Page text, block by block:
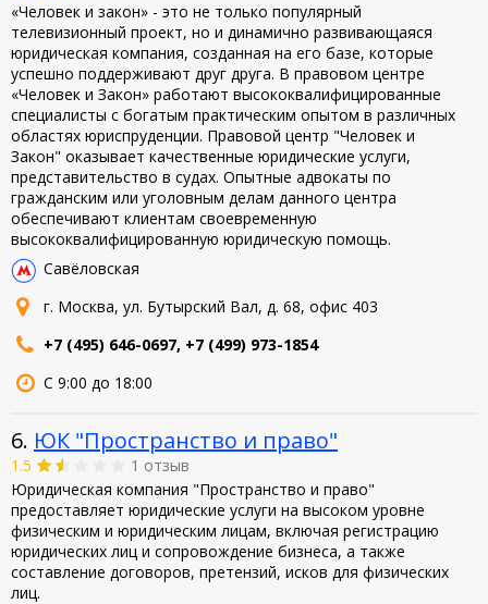
«Человек и закон» - это не только популярный
телевизионный проект, но и динамично развивающаяся
юридическая компания, созданная на его базе, которые
успешно поддерживают друг друга. В правовом центре
«Человек и Закон» работают высококвалифицированные
специалисты с богатым практическим опытом в различных
областях юриспруденции. Правовой центр "Человек и
Закон" оказывает качественные юридические услуги,
представительство в судах. Опытные адвокаты по
гражданским или уголовным делам данного центра
обеспечивают клиентам своевременную
высококвалифицированную юридическую помощь.
Савёловская
г. Москва, ул. Бутырский Вал, д. 68, офис 403
+7 (495) 646-0697, +7 (499) 973-1854
С 9:00 до 18:00
6. ЮК "Пространство и право"
1.5
1 отзыв
Юридическая компания "Пространство и право"
предоставляет юридические услуги на высоком уровне
физическим и юридическим лицам, включая регистрацию
юридических лиц и сопровождение бизнеса, а также
составление договоров, претензий, исков для физических
лиц.